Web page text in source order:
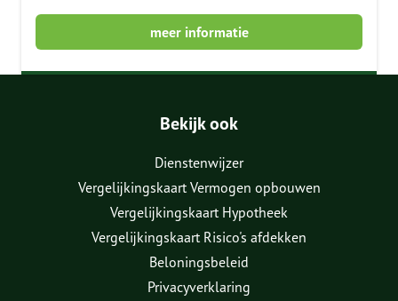
meer informatie
Bekijk ook
Dienstenwijzer
Vergelijkingskaart Vermogen opbouwen
Vergelijkingskaart Hypotheek
Vergelijkingskaart Risico's afdekken
Beloningsbeleid
Privacyverklaring